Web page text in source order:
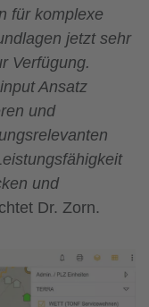
für komplexe
jetzt sehr
Verfügung.
Ansatz
und
und
Dr. Zorn.